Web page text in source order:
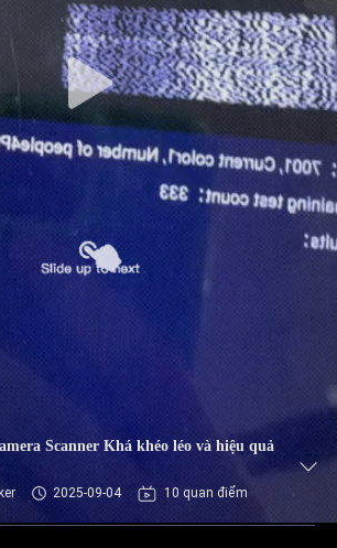
Scanner Khá khéo léo và hiệu quả
2025-09-04 10 quan điểm